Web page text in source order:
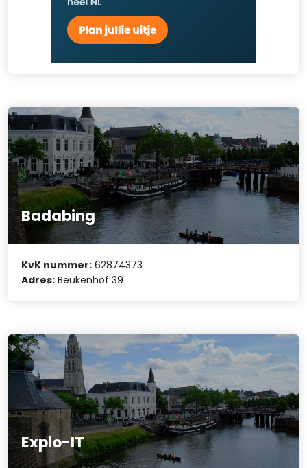
Badabing
KvK nummer: 62874373
Adres: Beukenhof 39
Explo-IT